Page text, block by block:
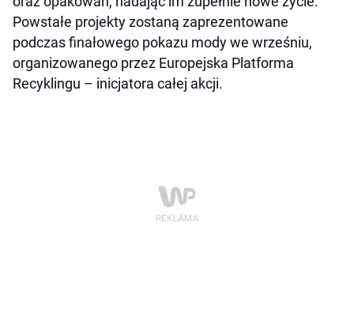
Powstałe projekty zostaną zaprezentowane
podczas finałowego pokazu mody we wrześniu,
organizowanego przez Europejska Platforma
Recyklingu – inicjatora całej akcji.